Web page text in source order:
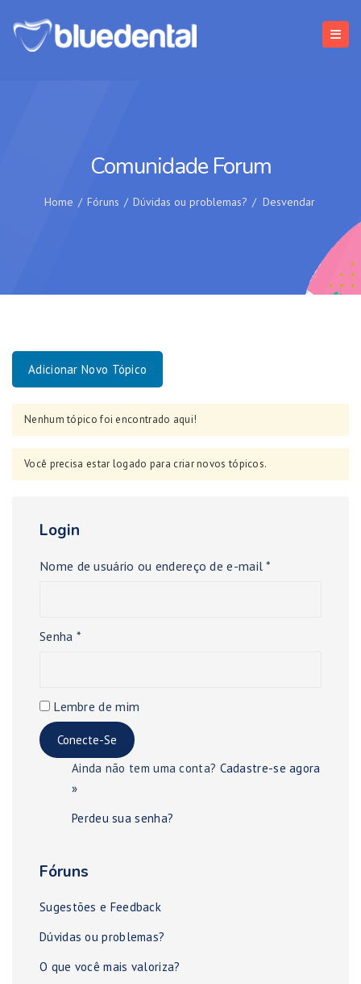
Comunidade Forum
Home / Fóruns / Dúvidas ou problemas? / Desvendar
Adicionar Novo Tópico
Nenhum tópico foi encontrado aqui!
Você precisa estar logado para criar novos tópicos.
Login
Nome de usuário ou endereço de e-mail*
Senha *
Lembre de mim
Ainda não tem uma conta? Cadastre-se agora
»
Perdeu sua senha?
Fóruns
Sugestões e Feedback
Dúvidas ou problemas?
O que você mais valoriza?